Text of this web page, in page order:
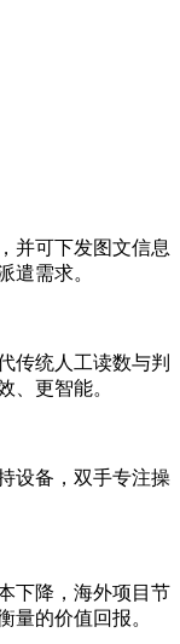
并可下发图文信息
遣需求。
传统人工读数与判
、更智能。
设备，双手专注操
下降，海外项目节
量的价值回报。